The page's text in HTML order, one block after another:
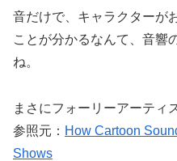
音だけで、キャラクターが
ことが分かるなんて、音響
ね。
まさにフォーリーアーティ
参照元： How Cartoon
Shows